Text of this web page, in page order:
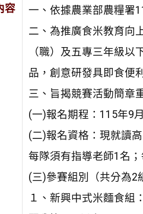
容
一、依據農業部農糧署
二、為推廣食米教育向
（職）及五專三年級
品，創意研發具即食便
三、旨揭競賽活動簡章
(一)報名期程：115年9
(二)報名資格：現就讀
每隊須有指導老師1名
(三)參賽組別（共分為2
１、新興中式米麵食組